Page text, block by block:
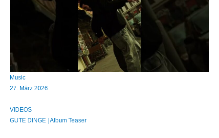
Music
27. März 2026
VIDEOS
GUTE DINGE | Album Teaser